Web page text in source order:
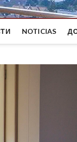
NOTICIAS